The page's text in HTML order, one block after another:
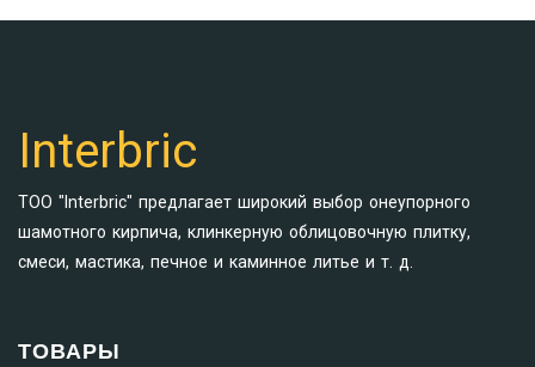
Interbric
ТОО "Interbric" предлагает широкий выбор онеупорного
шамотного кирпича, клинкерную облицовочную плитку,
смеси, мастика, печное и каминное литье и т. д.
ТОВАРЫ